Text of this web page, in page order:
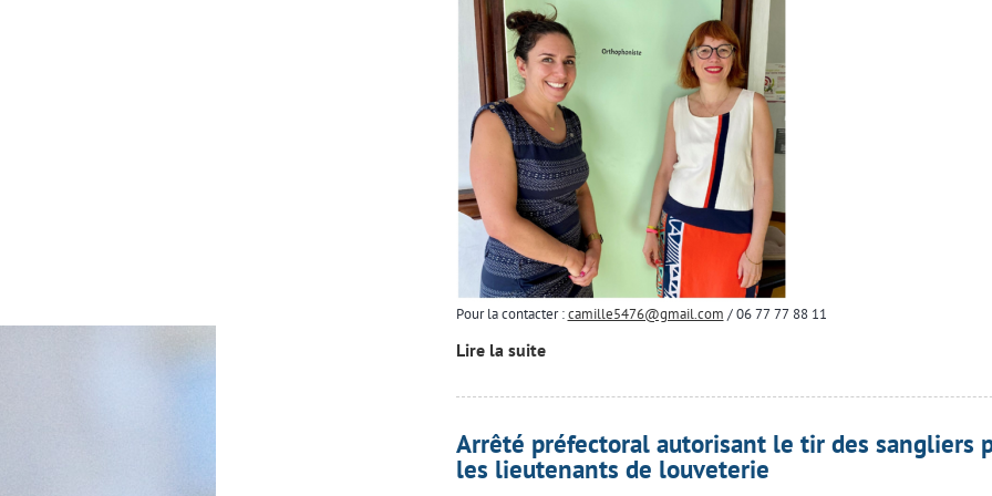
Pour la contacter :camille5476@gmail.com / 06 77 77 88 11
Lire la suite
Arrêté préfectoral autorisant le tir des sangliers
les lieutenants de louveterie